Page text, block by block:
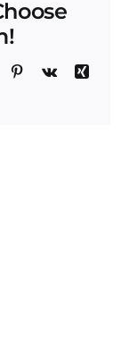
Pinterest
Vk
Xing